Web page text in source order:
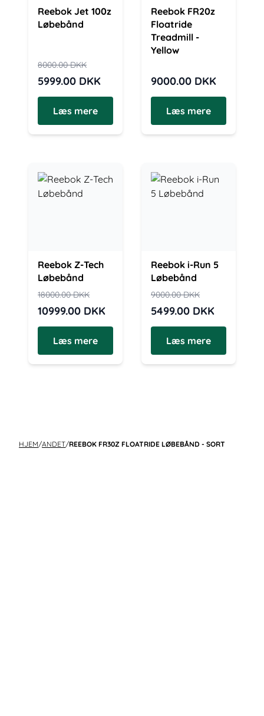
Reebok Jet 100z
Løbebånd
8000.00DKK
5999.00 DKK
Læs mere
Reebok FR20z
Floatride
Treadmill -
Yellow
9000.00 DKK
Læs mere
Reebok Z-Tech
Løbebånd
18000.00DKK
10999.00 DKK
Læs mere
Reebok i-Run 5
Løbebånd
9000.00DKK
5499.00 DKK
Læs mere
HJEM/ANDET/REEBOK FR30Z FLOATRIDE LØBEBÅND - SORT